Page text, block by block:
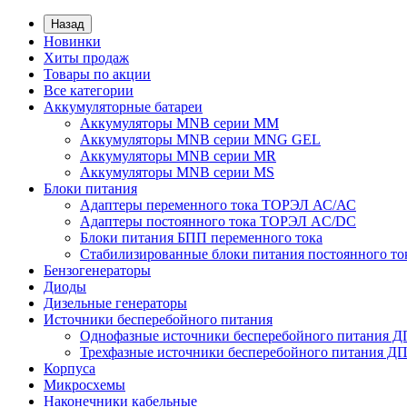
Назад
Новинки
Хиты продаж
Товары по акции
Все категории
Аккумуляторные батареи
Аккумуляторы MNB серии MM
Аккумуляторы MNB серии MNG GEL
Аккумуляторы MNB серии MR
Аккумуляторы MNB серии MS
Блоки питания
Адаптеры переменного тока ТОРЭЛ АС/АС
Адаптеры постоянного тока ТОРЭЛ AC/DC
Блоки питания БПП переменного тока
Стабилизированные блоки питания постоянного
Бензогенераторы
Диоды
Дизельные генераторы
Источники бесперебойного питания
Однофазные источники бесперебойного питания
Трехфазные источники бесперебойного питания
Корпуса
Микросхемы
Наконечники кабельные